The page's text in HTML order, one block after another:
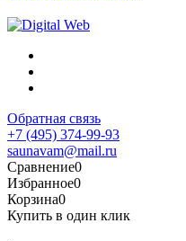
Обратная связь
+7 (495) 374-99-93
saunavam@mail.ru
Сравнение0
Избранное0
Корзина0
Купить в один клик